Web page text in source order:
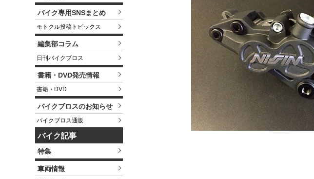
バイク専用SNSまとめ
モトクル投稿トピックス
編集部コラム
日刊バイクブロス
書籍・DVD発売情報
書籍・DVD
バイクブロスのお知らせ
バイクブロス通販
バイク記事
特集
車両情報